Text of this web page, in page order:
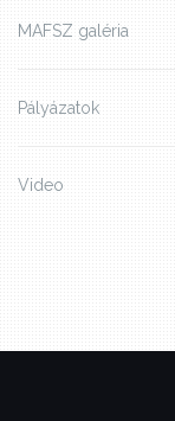
MAFSZ galéria
Pályázatok
Video